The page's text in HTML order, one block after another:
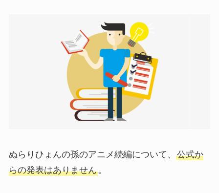
ぬらりひょんの孫のアニメ続編について、 公式か
らの発表はありません。